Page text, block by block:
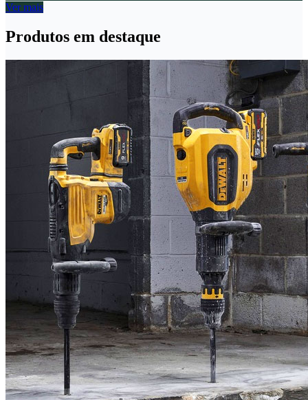
Ver mais
Produtos em destaque